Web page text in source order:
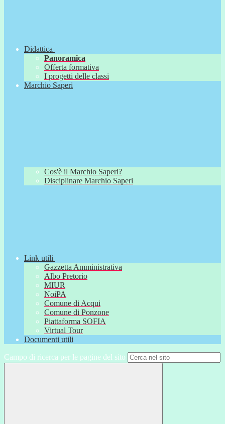
Didattica
Panoramica
Offerta formativa
I progetti delle classi
Marchio Saperi
Cos'è il Marchio Saperi?
Disciplinare Marchio Saperi
Link utili
Gazzetta Amministrativa
Albo Pretorio
MIUR
NoiPA
Comune di Acqui
Comune di Ponzone
Piattaforma SOFIA
Virtual Tour
Documenti utili
Campo di ricerca per le pagine del sito